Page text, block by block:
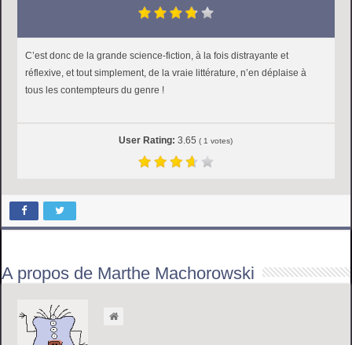
C’est donc de la grande science-fiction, à la fois distrayante et
réflexive, et tout simplement, de la vraie littérature, n’en déplaise à
tous les contempteurs du genre !
User Rating:3.65 ( 1 votes)
A propos de Marthe Machorowski